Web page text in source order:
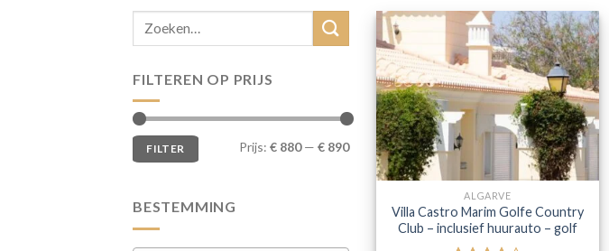
FILTEREN OP PRIJS
Min.
prijs
Max.
prijsFILTER Prijs: € 880— € 890
BESTEMMING
ALGARVE
Villa Castro Marim Golfe Country
Club – inclusief huurauto – golf